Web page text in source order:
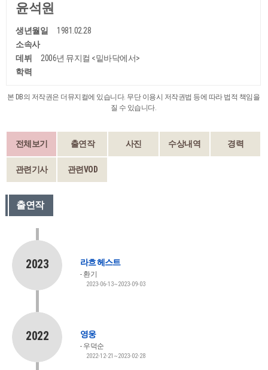
윤석원
생년월일
1981.02.28
소속사
데뷔
2006년 뮤지컬 <밑바닥에서>
학력
본 DB의 저작권은 더뮤지컬에 있습니다. 무단 이용시 저작권법 등에 따라 법적 책임을
질 수 있습니다.
전체보기 출연작 사진 수상내역 경력
관련기사 관련VOD
출연작
2023 라흐 헤스트
환기
2023-06-13~2023-09-03
2022 영웅
우덕순
2022-12-21~2023-02-28